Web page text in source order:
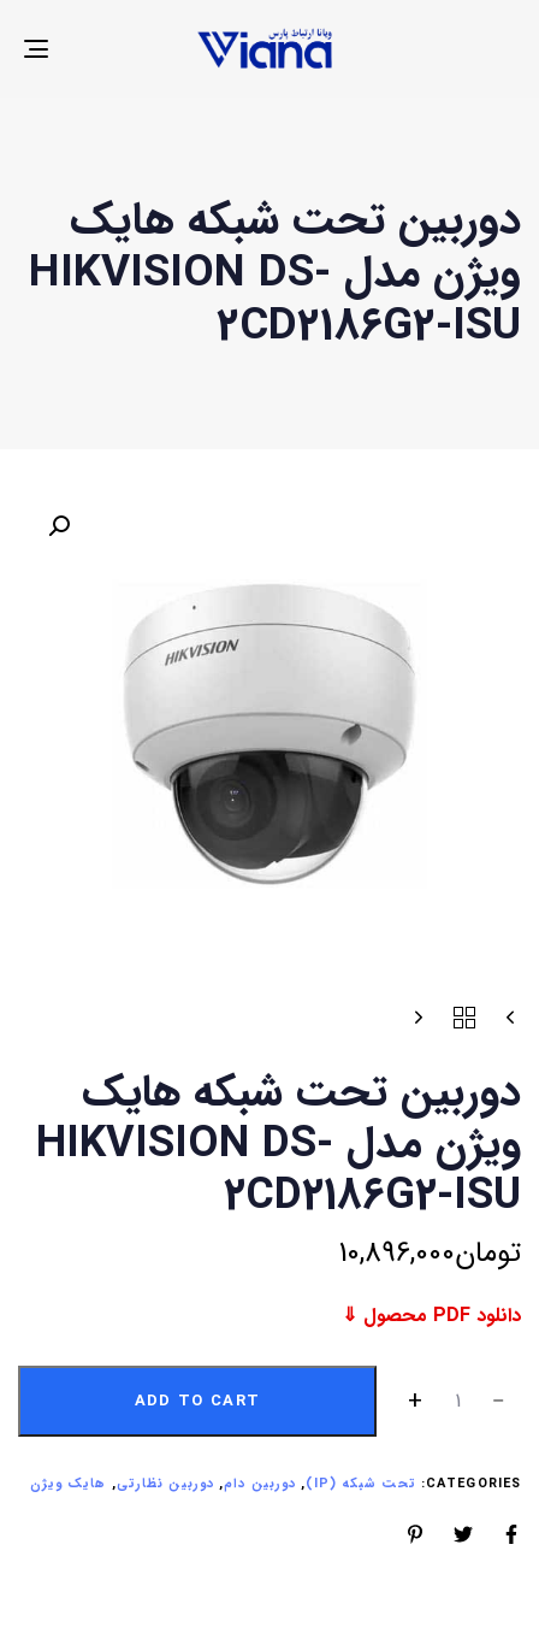
دوربین تحت شبکه هایک
ویژن مدل HIKVISION DS-
2CD2186G2-ISU
دوربین تحت شبکه هایک
ویژن مدل HIKVISION DS-
2CD2186G2-ISU
تومان10,896,000
دانلود PDF محصول ⇓
ADD TO CART
CATEGORIES: تحت شبکه (IP) , دوربین دام, دوربین نظارتی, هایک ویژن